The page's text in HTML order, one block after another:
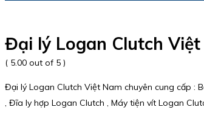
Đại lý Logan Clutch Việt
( 5.00 out of 5 )
Đại lý Logan Clutch Việt Nam chuyên cung cấp :
, Đĩa ly hợp Logan Clutch , Máy tiện vít Logan